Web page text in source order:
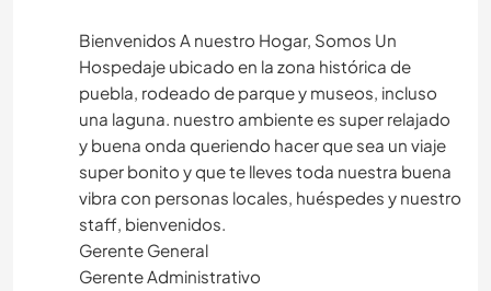
Bienvenidos A nuestro Hogar, Somos Un
Hospedaje ubicado en la zona histórica de
puebla, rodeado de parque y museos, incluso
una laguna. nuestro ambiente es super relajado
y buena onda queriendo hacer que sea un viaje
super bonito y que te lleves toda nuestra buena
vibra con personas locales, huéspedes y nuestro
staff, bienvenidos.
Gerente General
Gerente Administrativo